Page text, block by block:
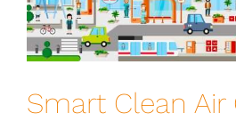
Iniziative
Smart Clean Air